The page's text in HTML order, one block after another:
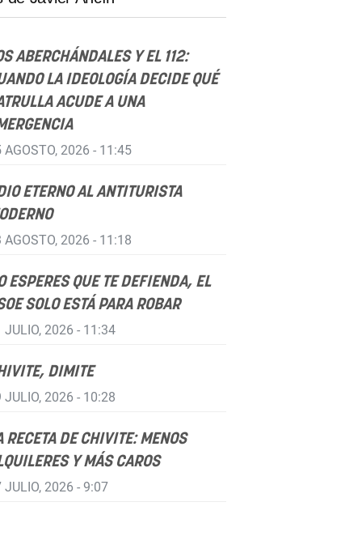
ABERCHÁNDALES Y EL 112:
LA IDEOLOGÍA DECIDE QUÉ
ACUDE A UNA
AGOSTO, 2026 - 11:45
ETERNO AL ANTITURISTA
AGOSTO, 2026 - 11:18
ESPERES QUE TE DEFIENDA, EL
SOLO ESTÁ PARA ROBAR
JULIO, 2026 - 11:34
DIMITE
JULIO, 2026 - 10:28
RECETA DE CHIVITE: MENOS
Y MÁS CAROS
JULIO, 2026 - 9:07